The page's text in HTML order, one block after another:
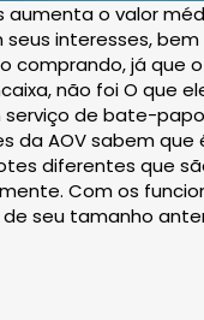
o valor
interesses,
já que
não foi O que
de bate-
AOV sabem que
diferentes que
Com os
seu tamanho